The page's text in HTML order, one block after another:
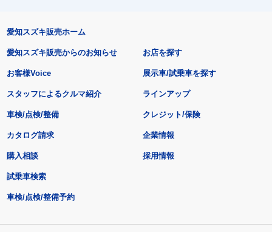
愛知スズキ販売ホーム
愛知スズキ販売からのお知らせ
お客様Voice
スタッフによるクルマ紹介
お店を探す
展示車/試乗車を探す
ラインアップ
車検/点検/整備 クレジット/保険
カタログ請求
購入相談
試乗車検索
車検/点検/整備予約
企業情報
採用情報